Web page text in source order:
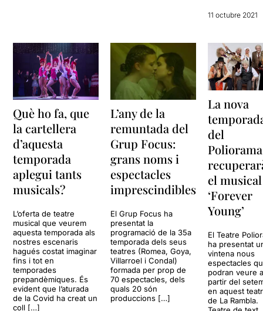
11 octubre 2021
Què ho fa, que
la cartellera
d’aquesta
temporada
aplegui tants
musicals?
L’oferta de teatre
musical que veurem
aquesta temporada als
nostres escenaris
hagués costat imaginar
fins i tot en
temporades
prepandèmiques. És
evident que l’aturada
de la Covid ha creat un
coll […]
L’any de la
remuntada del
Grup Focus:
grans noms i
espectacles
imprescindibles
El Grup Focus ha
presentat la
programació de la 35a
temporada dels seus
teatres (Romea, Goya,
Villarroel i Condal)
formada per prop de
70 espectacles, dels
quals 20 són
produccions […]
La nova
del
Poliorama
el musical
‘Forever
Young’
El Teatre
ha presentat
vintena nous
espectacles
podran veure
partir del
en aquest
de La Rambla.